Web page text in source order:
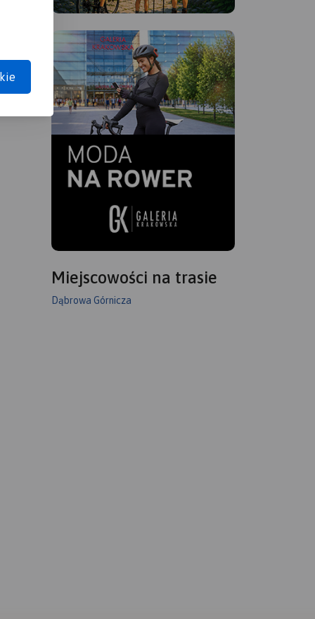
Miejscowości na trasie
Dąbrowa Górnicza